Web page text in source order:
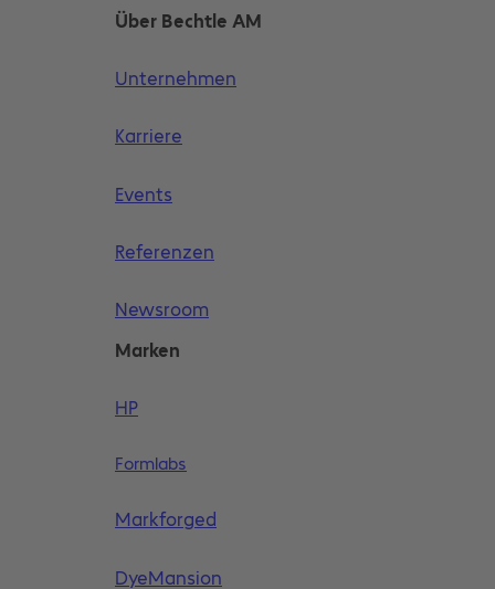
Über Bechtle AM
Unternehmen
Karriere
Events
Referenzen
Newsroom
Marken
HP
Formlabs
Markforged
DyeMansion